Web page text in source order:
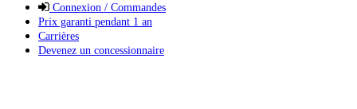
Connexion / Commandes
Prix garanti pendant 1 an
Carrières
Devenez un concessionnaire